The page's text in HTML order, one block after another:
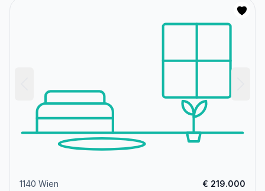
1140 Wien € 219.000